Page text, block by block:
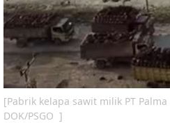
[Pabrik kelapa sawit milik PT
DOK/PSGO ]